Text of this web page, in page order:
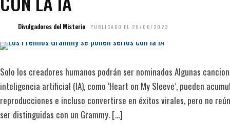
Divulgadores del Misterio PUBLICADO EL 20/06/2023
Solo los creadores humanos podrán ser nominados Algunas
inteligencia artificial (IA), como ‘Heart on My Sleeve’, pueden
reproducciones e incluso convertirse en éxitos virales, pero no
ser distinguidas con un Grammy. […]